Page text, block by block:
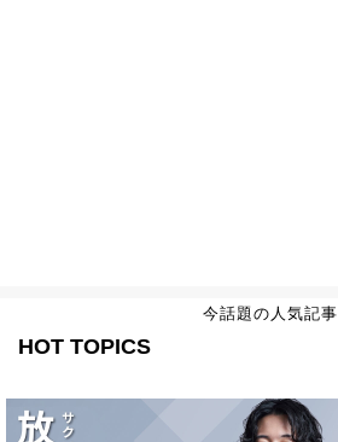
今話題の人気記事
HOT TOPICS